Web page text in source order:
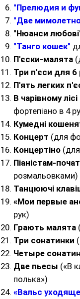
"Прелюдия и
"Две
"Нюанси
"Танго кошек"
П'єски-малята
Три п'єси для 6
П'ять легких
В чарівному лісі
фортепіано в 4
Кумедні
Концерт (для
Концертіно
Піаністам-
розмальовками)
Танцюючі
«Мои первые
рук)
Грають малята
Три сонатинки
Четыре
Две пьесы («В
полька»)
«Вальс